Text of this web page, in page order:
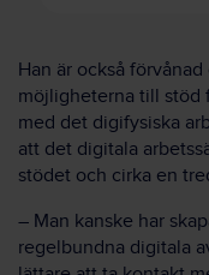
Han är också
möjligheterna till stöd
med det digifysiska
att det digitala
stödet och cirka en
– Man kanske har
regelbundna digitala